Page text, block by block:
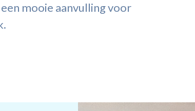
mooie aanvulling voor